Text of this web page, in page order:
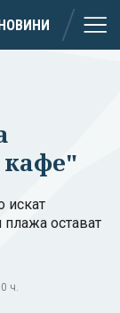
искат
остават
ч.